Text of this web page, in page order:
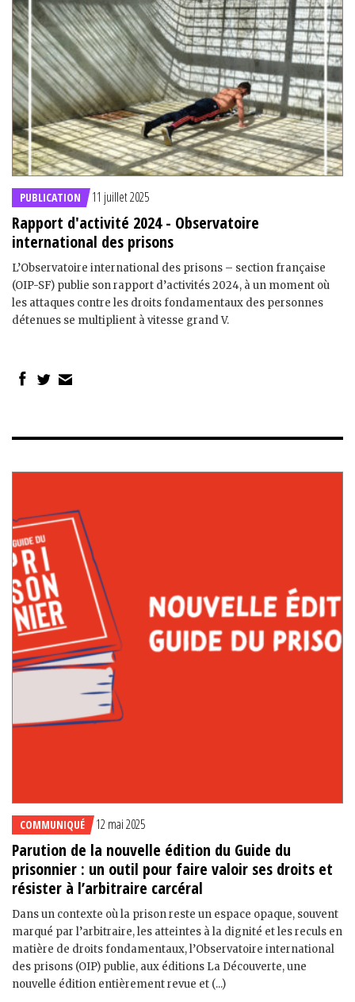
PUBLICATION 11 juillet 2025
Rapport d'activité 2024 - Observatoire
international des prisons
L’Observatoire international des prisons – section française
(OIP-SF) publie son rapport d’activités 2024, à un moment où
les attaques contre les droits fondamentaux des personnes
détenues se multiplient à vitesse grand V.
COMMUNIQUÉ 12 mai 2025
Parution de la nouvelle édition du Guide du
prisonnier : un outil pour faire valoir ses droits et
résister à l’arbitraire carcéral
Dans un contexte où la prison reste un espace opaque, souvent
marqué par l’arbitraire, les atteintes à la dignité et les reculs en
matière de droits fondamentaux, l’Observatoire international
des prisons (OIP) publie, aux éditions La Découverte, une
nouvelle édition entièrement revue et (...)